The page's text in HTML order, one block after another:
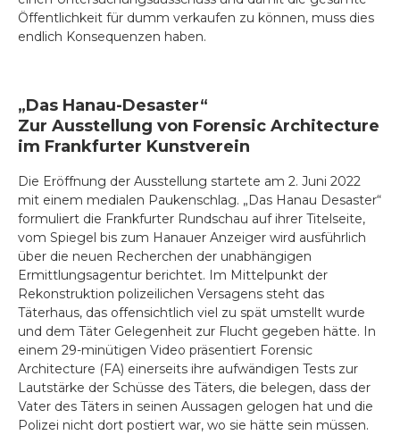
Öffentlichkeit für dumm verkaufen zu können, muss dies
endlich Konsequenzen haben.
„Das Hanau-Desaster“
Zur Ausstellung von Forensic Architecture
im Frankfurter Kunstverein
Die Eröffnung der Ausstellung startete am 2. Juni 2022
mit einem medialen Paukenschlag. „Das Hanau Desaster“
formuliert die Frankfurter Rundschau auf ihrer Titelseite,
vom Spiegel bis zum Hanauer Anzeiger wird ausführlich
über die neuen Recherchen der unabhängigen
Ermittlungsagentur berichtet. Im Mittelpunkt der
Rekonstruktion polizeilichen Versagens steht das
Täterhaus, das offensichtlich viel zu spät umstellt wurde
und dem Täter Gelegenheit zur Flucht gegeben hätte. In
einem 29-minütigen Video präsentiert Forensic
Architecture (FA) einerseits ihre aufwändigen Tests zur
Lautstärke der Schüsse des Täters, die belegen, dass der
Vater des Täters in seinen Aussagen gelogen hat und die
Polizei nicht dort postiert war, wo sie hätte sein müssen.